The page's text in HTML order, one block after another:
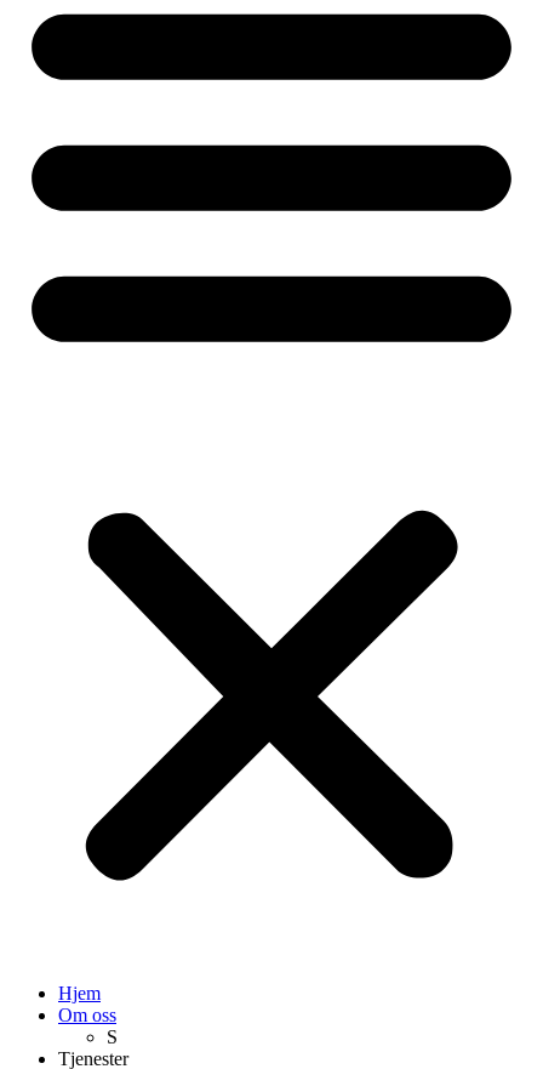
Hjem
Om oss
S
Tjenester